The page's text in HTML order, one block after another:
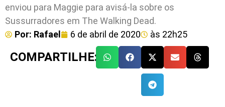
enviou para Maggie para avisá-la sobre os
Sussurradores em The Walking Dead.
Por: Rafael 6 de abril de 2020 às 22h25
COMPARTILHE: